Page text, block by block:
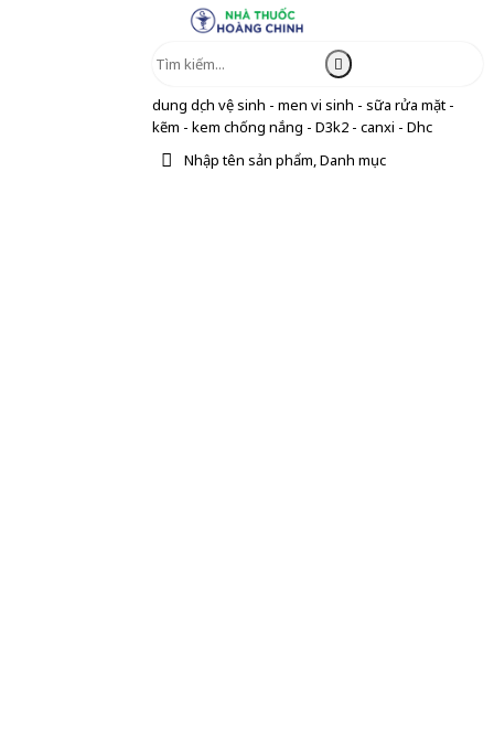
dung dịch vệ sinh - men vi sinh - sữa rửa mặt -
kẽm - kem chống nắng - D3k2 - canxi - Dhc
Nhập tên sản phẩm, Danh mục